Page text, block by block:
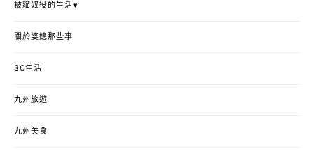
被貓奴役的生活♥
關於婆媳那些事
3C生活
九州旅遊
九州美食